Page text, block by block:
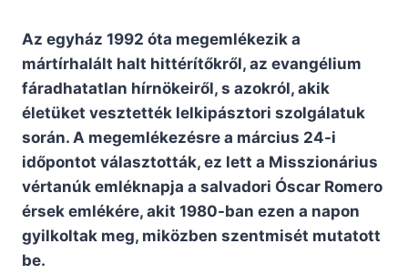
Az egyház 1992 óta megemlékezik a
mártírhalált halt hittérítőkről, az evangélium
fáradhatatlan hírnökeiről, s azokról, akik
életüket vesztették lelkipásztori szolgálatuk
során. A megemlékezésre a március 24-i
időpontot választották, ez lett a Misszionárius
vértanúk emléknapja a salvadori Óscar Romero
érsek emlékére, akit 1980-ban ezen a napon
gyilkoltak meg, miközben szentmisét mutatott
be.